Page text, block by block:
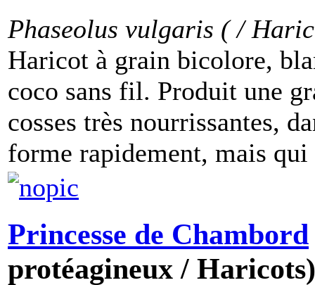
Phaseolus vulgaris ( /
Haricot à grain bicolore,
coco sans fil. Produit une
cosses très nourrissantes,
forme rapidement, mais qui
Princesse de Chambord
protéagineux / Haricots)